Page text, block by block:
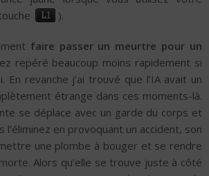
).
faire passer un meurtre pour un
repéré beaucoup moins rapidement si
En revanche j’ai trouvé que l’IA avait un
étrange dans ces moments-là.
se déplace avec un garde du corps et
l’éliminez en provoquant un accident, son
une plombe à bouger et se rendre
Alors qu’elle se trouve juste à côté